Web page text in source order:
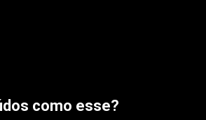
como esse?